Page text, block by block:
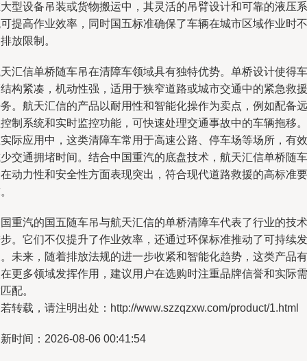
型设备吊装或货物搬运中，其灵活的吊臂设计和可靠的液压系
提高作业效率，同时国五标准确保了车辆在城市区域作业时不
放限制。
汇信单桥随车吊在清障车领域具有独特优势。单桥设计使得车
构紧凑，机动性强，适用于狭窄道路或城市交通中的紧急救援
。航天汇信的产品以耐用性和智能化操作为卖点，例如配备远
制系统和实时监控功能，可快速处理交通事故中的车辆拖移。
际应用中，这类清障车常用于高速公路、停车场等场所，有效
交通拥堵时间。结合中国重汽的底盘技术，航天汇信单桥随车
动力性和安全性方面表现突出，符合现代道路救援的高标准要
重汽的国五随车吊与航天汇信的单桥清障车代表了行业的技术
。它们不仅提升了作业效率，还通过环保标准推动了可持续发
未来，随着排放法规的进一步收紧和智能化趋势，这类产品有
更多领域发挥作用，建议用户在选购时注重品牌信誉和实际需
配。
转载，请注明出处：http://www.szzqzxw.com/product/1.html
时间：2026-08-06 00:41:54